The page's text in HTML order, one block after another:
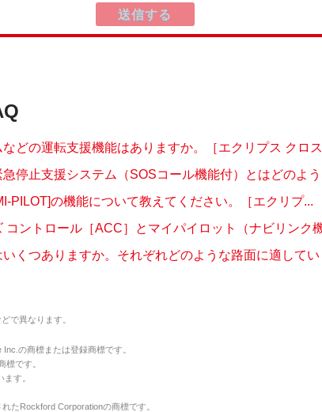
どの運転支援機能はありますか。［エクリプス クロ
停止支援システム（SOSコール機能付）とはどのよ
PILOT]の機能について教えてください。［エクリプ...
コントロール［ACC］とマイパイロット（ナビリンク
いくつありますか。それぞれどのような路面に適してい
で異なります。
の商標または登録商標です。
標です。
す。
たRockford Corporationの商標です。